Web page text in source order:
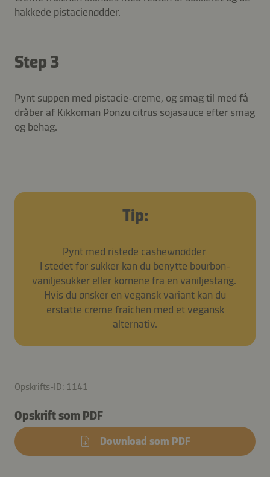
hakkede pistacienødder.
Step 3
Pynt suppen med pistacie-creme, og smag til med få
dråber af Kikkoman Ponzu citrus sojasauce efter smag
og behag.
Tip:
Pynt med ristede cashewnødder
I stedet for sukker kan du benytte bourbon-
vaniljesukker eller kornene fra en vaniljestang.
Hvis du ønsker en vegansk variant kan du
erstatte creme fraichen med et vegansk
alternativ.
Opskrifts-ID: 1141
Opskrift som PDF
Download som PDF